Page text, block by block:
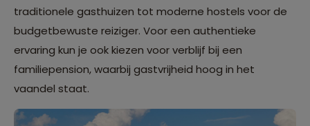
traditionele gasthuizen tot moderne hostels voor de
budgetbewuste reiziger. Voor een authentieke
ervaring kun je ook kiezen voor verblijf bij een
familiepension, waarbij gastvrijheid hoog in het
vaandel staat.